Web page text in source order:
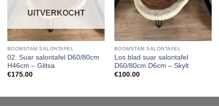
UITVERKOCHT
BOOMSTAM SALONTAFEL
02. Suar salontafel D60/80cm
H46cm – Glitsa
€175.00
BOOMSTAM SALONTAFEL
Los blad suar salontafel
D60/80cm D6cm – Skylt
€100.00